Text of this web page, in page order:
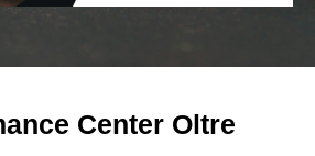
Center Oltre